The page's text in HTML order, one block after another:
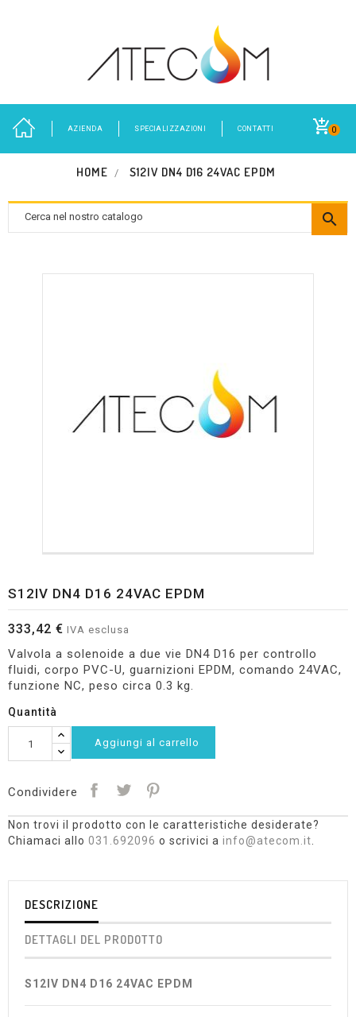
0
AZIENDA SPECIALIZZAZIONI CONTATTI
HOME S12IV DN4 D16 24VAC EPDM

S12IV DN4 D16 24VAC EPDM
333,42 € IVA esclusa
Valvola a solenoide a due vie DN4 D16 per controllo
fluidi, corpo PVC-U, guarnizioni EPDM, comando 24VAC,
funzione NC, peso circa 0.3 kg.
Quantità
Aggiungi al carrello
Condividere
Non trovi il prodotto con le caratteristiche desiderate?
Chiamaci allo 031.692096 o scrivici a info@atecom.it
DESCRIZIONE
DETTAGLI DEL PRODOTTO
S12IV DN4 D16 24VAC EPDM